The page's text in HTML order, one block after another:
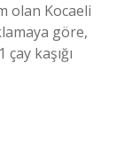
olan Kocaeli
göre,
çay kaşığı